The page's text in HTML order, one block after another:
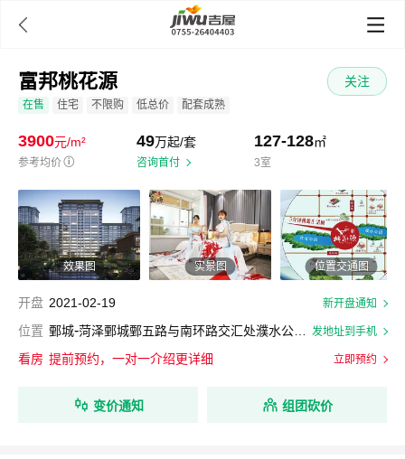

富邦桃花源 关注
在售 住宅 不限购 低总价 配套成熟
3900元/m²
参考均价ⓘ
49万起/套
咨询首付
127-128㎡
3室
效果图 实景图 位置交通图
开盘 2021-02-19 新开盘通知
位置 鄄城- 发地址到手机
看房 提前预约，一对一介绍更详细 立即预约
变价通知 组团砍价